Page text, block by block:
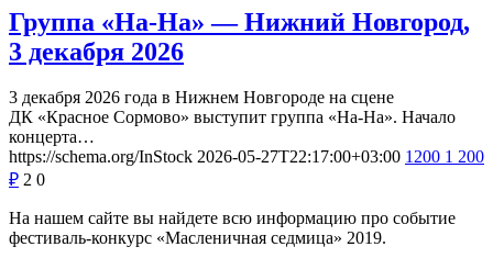
Группа «На-На» — Нижний Новгород,
3 декабря 2026
3 декабря 2026 года в Нижнем Новгороде на сцене
ДК «Красное Сормово» выступит группа «На-На». Начало
концерта…
https://schema.org/InStock 2026-05-27T22:17:00+03:00 1200 1 200
₽ 2 0
На нашем сайте вы найдете всю информацию про событие
фестиваль-конкурс «Масленичная седмица» 2019.